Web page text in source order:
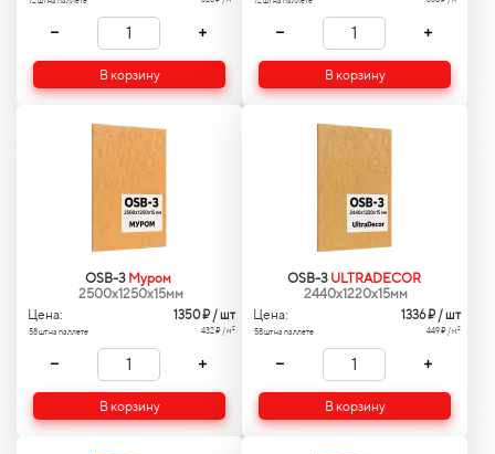
В корзину В корзину
OSB-3 Муром
2500x1250x15мм
Цена:
58 шт на паллете
1350₽ / шт
432 ₽ / м2
В корзину
OSB-3 ULTRADECOR
2440x1220x15мм
Цена:
58 шт на паллете
1336₽ / шт
449 ₽ / м2
В корзину